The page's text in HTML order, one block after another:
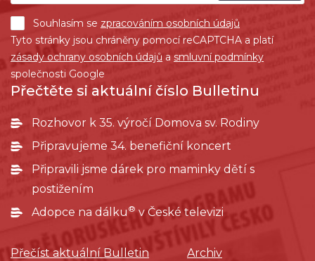
Souhlasím se zpracováním osobních údajů
Tyto stránky jsou chráněny pomocí reCAPTCHA a platí
zásady ochrany osobních údajů a smluvní podmínky
společnosti Google
Přečtěte si aktuální číslo Bulletinu
Rozhovor k 35. výročí Domova sv. Rodiny
Připravujeme 34. benefiční koncert
Připravili jsme dárek pro maminky dětí s
postižením
Adopce na dálku ®v České televizi
Přečíst aktuální Bulletin
Archiv